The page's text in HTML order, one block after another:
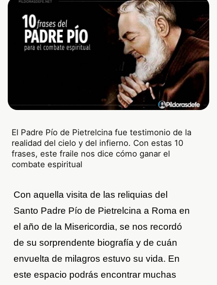
El Padre Pío de Pietrelcina fue testimonio de la
realidad del cielo y del infierno. Con estas 10
frases, este fraile nos dice cómo ganar el
combate espiritual
Con aquella visita de las reliquias del
Santo Padre Pío de Pietrelcina a Roma en
el año de la Misericordia, se nos recordó
de su sorprendente biografía y de cuán
envuelta de milagros estuvo su vida. En
este espacio podrás encontrar muchas